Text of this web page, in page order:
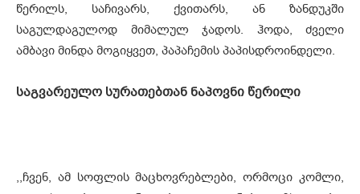
წერილს, საჩივარს, ქვითარს, ან ზანდუკში
საგულდაგულოდ მიმალულ ჯადოს. ჰოდა, ძველი
ამბავი მინდა მოგიყვეთ, პაპაჩემის პაპისდროინდელი.
საგვარეულო სურათებთან ნაპოვნი წერილი
,,ჩვენ, ამ სოფლის მაცხოვრებლები, ორმოცი კომლი,